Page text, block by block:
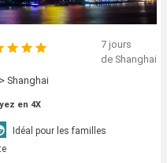
7 jours
de Shanghai
Shanghai
en 4X
Idéal pour les familles